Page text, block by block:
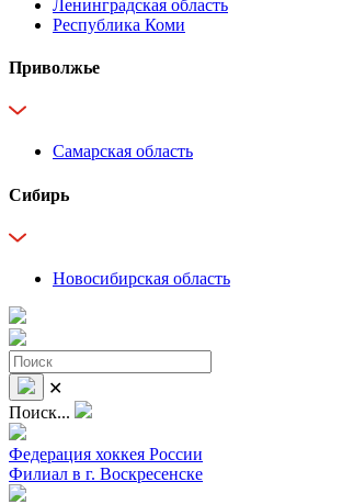
Ленинградская область
Республика Коми
Приволжье
Самарская область
Сибирь
Новосибирская область
✕
Поиск...
Федерация хоккея России
Филиал в г. Воскресенске